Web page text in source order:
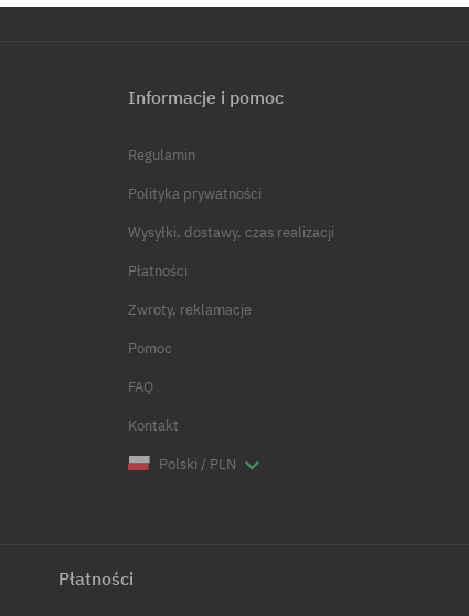
Informacje i pomoc
Regulamin
Polityka prywatności
Wysyłki, dostawy, czas realizacji
Płatności
Zwroty, reklamacje
Pomoc
FAQ
Kontakt
Polski / PLN
Płatności